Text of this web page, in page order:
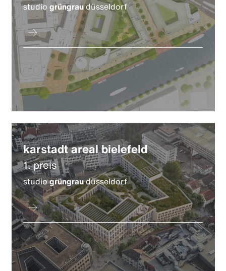
studiogrüngraudüsseldorf
karstadt areal bielefeld
1. preis
studiogrüngraudüsseldorf